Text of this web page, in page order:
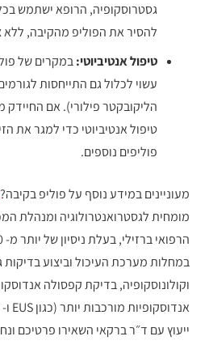
גסטרוסקופיה, הרופא ישתמש
להסיר את הפוליפ מהקיבה, ללא
טיפול אנטיביוטי:במקרים של
עשוי לכלול גם התייחסות
הליקובקטר פילורי). אם החיידק
טיפול אנטיביוטי כדי למגר את
פוליפים נוספים.
מעוניינים במידע נוסף על פוליפ בקיבה?
מומחית לגסטרואנטרולוגיה ומנהלת
במחלות מערכת העיכול וביצוע בדיקות
וקולונוסקופיה, בדיקת קפסולה
ייעוץ עם ד״ר ברקאי השאירו פרטיכם